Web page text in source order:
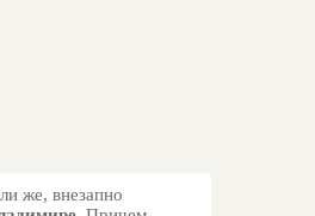
же, внезапно